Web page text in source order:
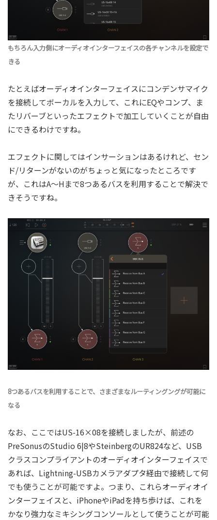
もちろん入力側にオーディオインターフェイスの各チャンネルを設定で
きる
たとえばオーディオインターフェイスにコンデンサマイク
を接続してボーカルを入力して、これにEQやコンプ、ま
たリバーブといったエフェクトで加工していくことが自由
にできるわけですね。
エフェクトに関してはインサーションはあるけれど、セン
ド/リターンがないのがちょっと気になったところです
が、これはA～Hまで8つあるバスを利用することで解決で
きそうですね。
8つあるバスを利用することで、さまざまなルーティングングが可能に
なる
なお、ここではUS-16×08を接続しましたが、前述の
PreSonusのStudio 6|8やSteinbergのUR824など、USB
クラスコンプライアントのオーディオインターフェイスで
あれば、Lightning-USBカメラアダプタ経由で接続して何
でも使うことが可能ですよ。つまり、これらオーディオイ
ンターフェイスと、iPhoneやiPadを持ち歩けば、これを
かなり強力なミキシングコンソールとして使うことが可能